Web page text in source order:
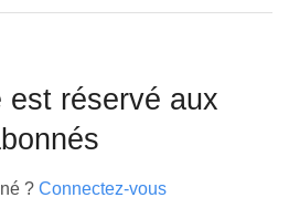
est réservé aux
? Connectez-vous